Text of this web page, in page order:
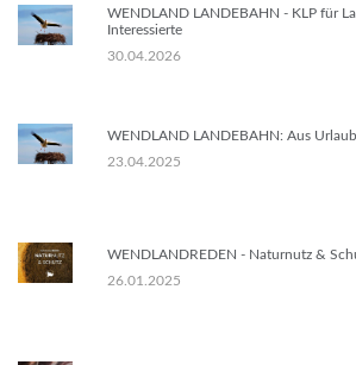
WENDLAND LANDEBAHN - KLP für
Interessierte
30.04.2026
WENDLAND LANDEBAHN: Aus
23.04.2025
WENDLANDREDEN - Naturnutz &
26.01.2025